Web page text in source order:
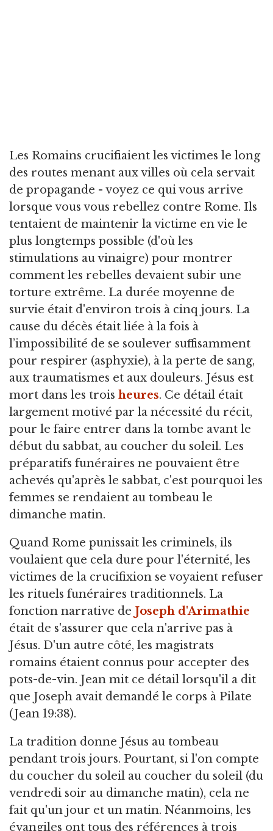
Les Romains crucifiaient les victimes le long
des routes menant aux villes où cela servait
de propagande - voyez ce qui vous arrive
lorsque vous vous rebellez contre Rome. Ils
tentaient de maintenir la victime en vie le
plus longtemps possible (d'où les
stimulations au vinaigre) pour montrer
comment les rebelles devaient subir une
torture extrême. La durée moyenne de
survie était d'environ trois à cinq jours. La
cause du décès était liée à la fois à
l’impossibilité de se soulever suffisamment
pour respirer (asphyxie), à la perte de sang,
aux traumatismes et aux douleurs. Jésus est
mort dans les trois heures. Ce détail était
largement motivé par la nécessité du récit,
pour le faire entrer dans la tombe avant le
début du sabbat, au coucher du soleil. Les
préparatifs funéraires ne pouvaient être
achevés qu'après le sabbat, c'est pourquoi les
femmes se rendaient au tombeau le
dimanche matin.
Quand Rome punissait les criminels, ils
voulaient que cela dure pour l'éternité, les
victimes de la crucifixion se voyaient refuser
les rituels funéraires traditionnels. La
fonction narrative de Joseph d'Arimathie
était de s'assurer que cela n'arrive pas à
Jésus. D'un autre côté, les magistrats
romains étaient connus pour accepter des
pots-de-vin. Jean mit ce détail lorsqu'il a dit
que Joseph avait demandé le corps à Pilate
(Jean 19:38).
La tradition donne Jésus au tombeau
pendant trois jours. Pourtant, si l'on compte
du coucher du soleil au coucher du soleil (du
vendredi soir au dimanche matin), cela ne
fait qu'un jour et un matin. Néanmoins, les
évangiles ont tous des références à trois